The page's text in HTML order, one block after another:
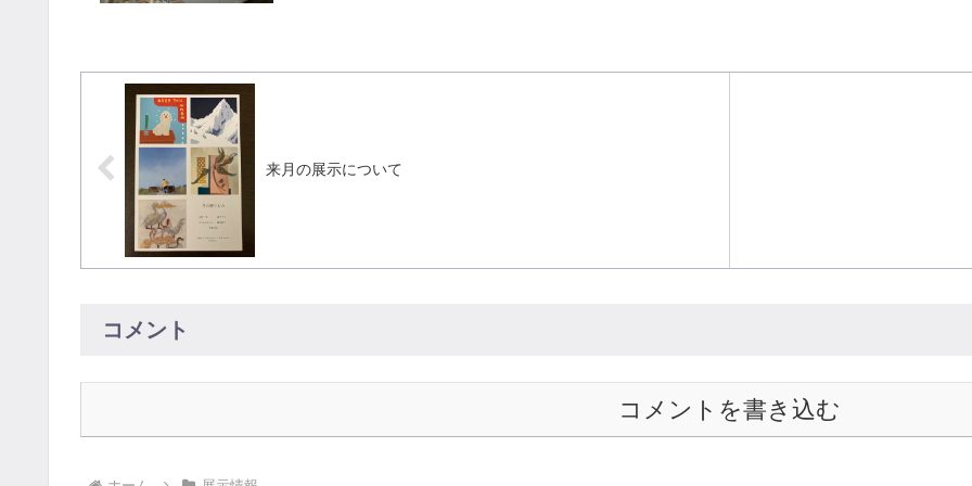
来月の展示について
コメント
コメントを書き込む